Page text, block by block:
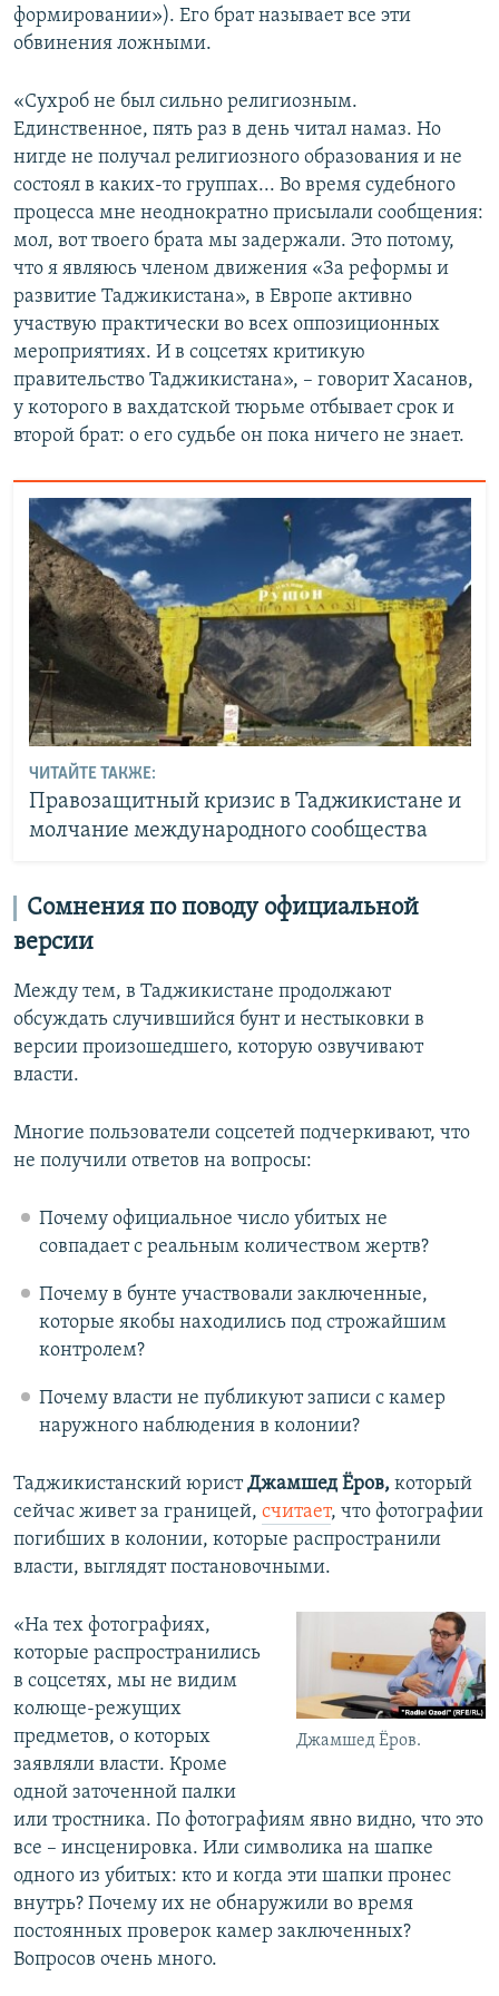
формировании»). Его брат называет все эти
обвинения ложными.
«Сухроб не был сильно религиозным.
Единственное, пять раз в день читал намаз. Но
нигде не получал религиозного образования и не
состоял в каких-то группах... Во время судебного
процесса мне неоднократно присылали сообщения:
мол, вот твоего брата мы задержали. Это потому,
что я являюсь членом движения «За реформы и
развитие Таджикистана», в Европе активно
участвую практически во всех оппозиционных
мероприятиях. И в соцсетях критикую
правительство Таджикистана», – говорит Хасанов,
у которого в вахдатской тюрьме отбывает срок и
второй брат: о его судьбе он пока ничего не знает.
ЧИТАЙТЕ ТАКЖЕ:
Правозащитный кризис в Таджикистане и
молчание международного сообщества
Сомнения по поводу официальной
версии
Между тем, в Таджикистане продолжают
обсуждать случившийся бунт и нестыковки в
версии произошедшего, которую озвучивают
власти.
Многие пользователи соцсетей подчеркивают, что
не получили ответов на вопросы:
Почему официальное число убитых не
совпадает с реальным количеством жертв?
Почему в бунте участвовали заключенные,
которые якобы находились под строжайшим
контролем?
Почему власти не публикуют записи с камер
наружного наблюдения в колонии?
Таджикистанский юристДжамшед Ёров, который
сейчас живет за границей, считает, что фотографии
погибших в колонии, которые распространили
власти, выглядят постановочными.
Джамшед Ёров.
«На тех фотографиях,
которые распространились
в соцсетях, мы не видим
колюще-режущих
предметов, о которых
заявляли власти. Кроме
одной заточенной палки
или тростника. По фотографиям явно видно, что это
все – инсценировка. Или символика на шапке
одного из убитых: кто и когда эти шапки пронес
внутрь? Почему их не обнаружили во время
постоянных проверок камер заключенных?
Вопросов очень много.